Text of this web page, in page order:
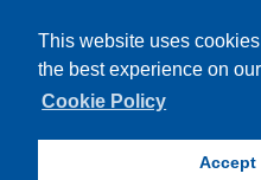
This website uses
the best experience on
Cookie Policy
Accept
Copyright © 2016 Sahathai
reserved.